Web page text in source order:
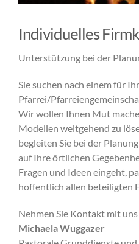
Individuelles
Unterstützung bei der
Sie suchen nach einem für
Pfarrei/
Wir wollen Ihnen Mut
Modellen weitgehend zu
begleiten Sie bei der
auf Ihre örtlichen
Fragen und Ideen eingeht,
hoffentlich allen beteiligten
Nehmen Sie Kontakt mit uns
Michaela Wuggazer